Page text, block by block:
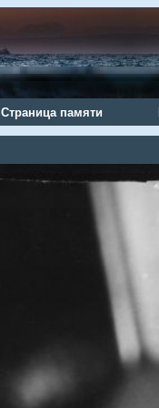
Страница памяти